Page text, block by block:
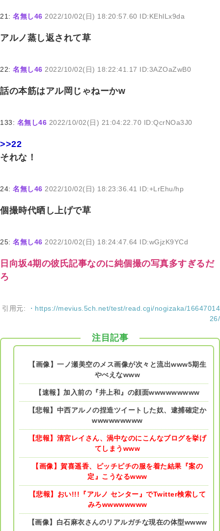
21: 名無し46 2022/10/02(日) 18:20:57.60 ID:KEhlLx9da
アルノ蒸し返されて草
22: 名無し46 2022/10/02(日) 18:22:41.17 ID:3AZOaZwB0
話の本筋はアル岡じゃねーかw
133: 名無し46 2022/10/02(日) 21:04:22.70 ID:QcrNOa3J0
>>22
それな！
24: 名無し46 2022/10/02(日) 18:23:36.41 ID:+LrEhu/hp
個撮時代晒し上げで草
25: 名無し46 2022/10/02(日) 18:24:47.64 ID:wGjzK9YCd
日向坂4期の彼氏記事なのに純個撮の写真多すぎるだ
ろ
引用元:
・https://mevius.5ch.net/test/read.cgi/nogizaka/16647014
26/
注目記事
【画像】一ノ瀬美空のメス画像が次々と流出www5期生
やべえなwww
【速報】加入前の『井上和』の顔面wwwwwwwww
【悲報】中西アルノの捏造ツイートした奴、逮捕確定か
wwwwwwwww
【悲報】清宮レイさん、渦中なのにこんなブログを挙げ
てしまうwww
【画像】賀喜遥香、ピッチピチの服を着た結果『案の
定』こうなるwww
【悲報】おい!!!『アルノ センター』でTwitter検索して
みろwwwwwwww
【画像】白石麻衣さんのリアルガチな現在の体型wwww